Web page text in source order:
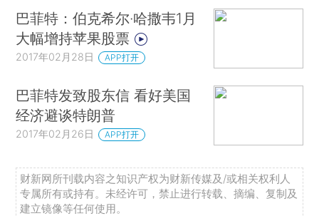
巴菲特：伯克希尔·哈撒韦1月
大幅增持苹果股票
2017年02月28日 APP打开
巴菲特发致股东信 看好美国
经济避谈特朗普
2017年02月26日 APP打开
财新网所刊载内容之知识产权为财新传媒及/或相关权利人
专属所有或持有。未经许可，禁止进行转载、摘编、复制及
建立镜像等任何使用。